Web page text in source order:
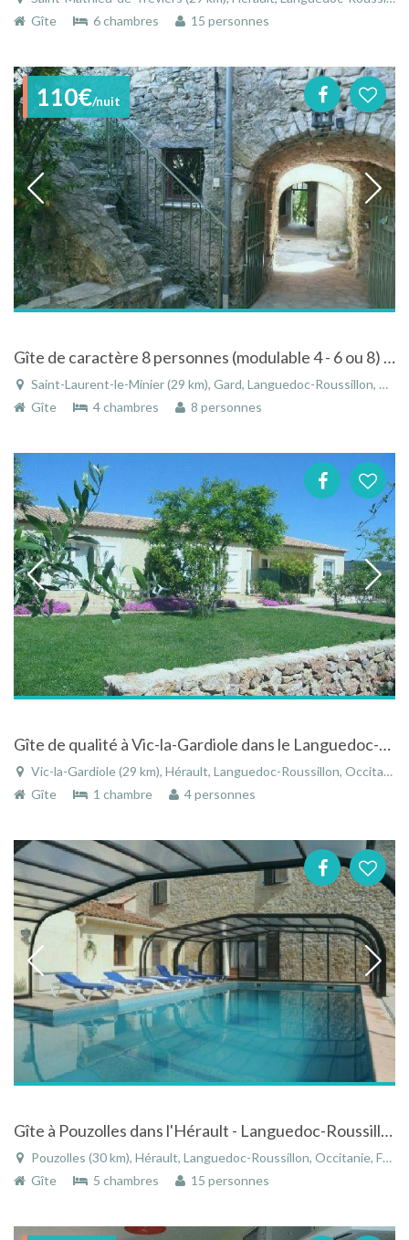
Gîte
6 chambres 15 personnes
110€/nuit
Gîte de caractère 8 personnes (modulable 4 - 6 ou 8) En pleine nature
Saint-Laurent-le-Minier (29 km), Gard, Languedoc-Roussillon, Occitanie, France
Gîte
4 chambres 8 personnes
Gîte de qualité à Vic-la-Gardiole dans le Languedoc-Roussillon entre mer et campagne
Vic-la-Gardiole (29 km), Hérault, Languedoc-Roussillon, Occitanie, France
Gîte
1 chambre 4 personnes
Gîte à Pouzolles dans l'Hérault - Languedoc-Roussillon avec piscine couverte
Pouzolles (30 km), Hérault, Languedoc-Roussillon, Occitanie, France
Gîte
5 chambres 15 personnes